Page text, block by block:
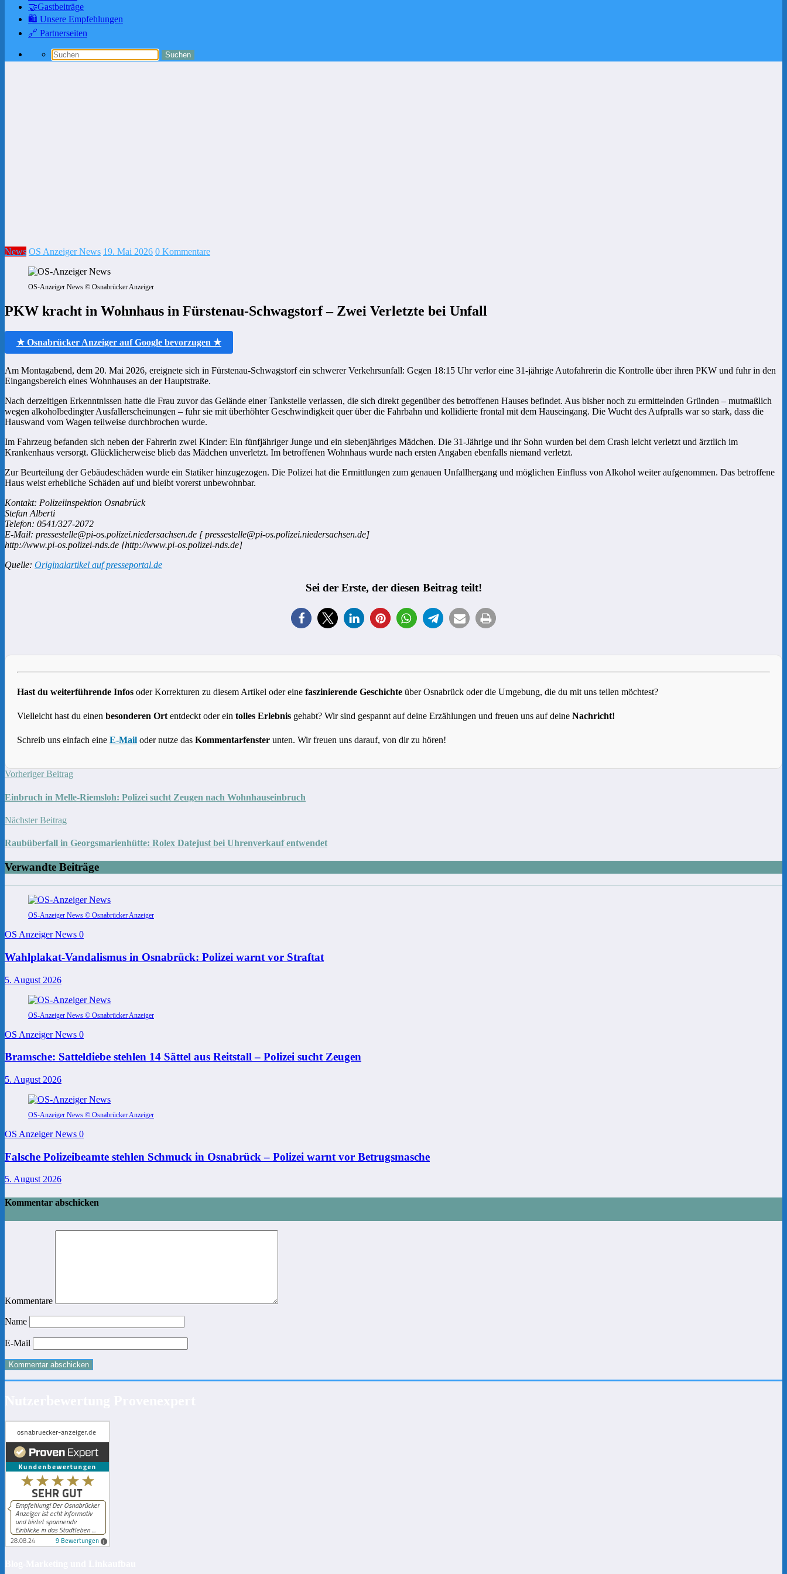
🤝Gastbeiträge
🛍️ Unsere Empfehlungen
🔗 Partnerseiten
News OS Anzeiger News 19. Mai 2026 0 Kommentare
OS-Anzeiger News © Osnabrücker Anzeiger
PKW kracht in Wohnhaus in Fürstenau-Schwagstorf – Zwei Verletzte bei Unfall
★ Osnabrücker Anzeiger auf Google bevorzugen ★
Am Montagabend, dem 20. Mai 2026, ereignete sich in Fürstenau-Schwagstorf ein schwerer Verkehrsunfall: Gegen 18:15 Uhr verlor eine 31-jährige Autofahrerin die Kontrolle über ihren PKW und fuhr in den
Eingangsbereich eines Wohnhauses an der Hauptstraße.
Nach derzeitigen Erkenntnissen hatte die Frau zuvor das Gelände einer Tankstelle verlassen, die sich direkt gegenüber des betroffenen Hauses befindet. Aus bisher noch zu ermittelnden Gründen – mutmaßlich
wegen alkoholbedingter Ausfallerscheinungen – fuhr sie mit überhöhter Geschwindigkeit quer über die Fahrbahn und kollidierte frontal mit dem Hauseingang. Die Wucht des Aufpralls war so stark, dass die
Hauswand vom Wagen teilweise durchbrochen wurde.
Im Fahrzeug befanden sich neben der Fahrerin zwei Kinder: Ein fünfjähriger Junge und ein siebenjähriges Mädchen. Die 31-Jährige und ihr Sohn wurden bei dem Crash leicht verletzt und ärztlich im
Krankenhaus versorgt. Glücklicherweise blieb das Mädchen unverletzt. Im betroffenen Wohnhaus wurde nach ersten Angaben ebenfalls niemand verletzt.
Zur Beurteilung der Gebäudeschäden wurde ein Statiker hinzugezogen. Die Polizei hat die Ermittlungen zum genauen Unfallhergang und möglichen Einfluss von Alkohol weiter aufgenommen. Das betroffene
Haus weist erhebliche Schäden auf und bleibt vorerst unbewohnbar.
Kontakt: Polizeiinspektion Osnabrück
Stefan Alberti
Telefon: 0541/327-2072
E-Mail: pressestelle@pi-os.polizei.niedersachsen.de [ pressestelle@pi-os.polizei.niedersachsen.de]
http://www.pi-os.polizei-nds.de [http://www.pi-os.polizei-nds.de]
Quelle: Originalartikel auf presseportal.de
Sei der Erste, der diesen Beitrag teilt!
Hast du weiterführende Infos oder Korrekturen zu diesem Artikel oder eine faszinierende Geschichte über Osnabrück oder die Umgebung, die du mit uns teilen möchtest?
Vielleicht hast du einen besonderen Ort entdeckt oder ein tolles Erlebnis gehabt? Wir sind gespannt auf deine Erzählungen und freuen uns auf deine Nachricht!
Schreib uns einfach eine E-Mail oder nutze das Kommentarfenster unten. Wir freuen uns darauf, von dir zu hören!
Vorheriger Beitrag
Einbruch in Melle-Riemsloh: Polizei sucht Zeugen nach Wohnhauseinbruch
Nächster Beitrag
Raubüberfall in Georgsmarienhütte: Rolex Datejust bei Uhrenverkauf entwendet
Verwandte Beiträge
OS-Anzeiger News © Osnabrücker Anzeiger
OS Anzeiger News 0
Wahlplakat-Vandalismus in Osnabrück: Polizei warnt vor Straftat
5. August 2026
OS-Anzeiger News © Osnabrücker Anzeiger
OS Anzeiger News 0
Bramsche: Satteldiebe stehlen 14 Sättel aus Reitstall – Polizei sucht Zeugen
5. August 2026
OS-Anzeiger News © Osnabrücker Anzeiger
OS Anzeiger News 0
Falsche Polizeibeamte stehlen Schmuck in Osnabrück – Polizei warnt vor Betrugsmasche
5. August 2026
Kommentar abschicken
Kommentare
Name
E-Mail